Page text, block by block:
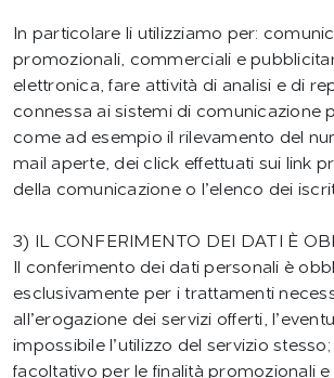
In particolare li utilizziamo per:
promozionali, commerciali e
elettronica, fare attività di analisi e di
connessa ai sistemi di comunicazione
come ad esempio il rilevamento del
mail aperte, dei click effettuati sui link
della comunicazione o l’elenco dei
3) IL CONFERIMENTO DEI DATI È
Il conferimento dei dati personali è
esclusivamente per i trattamenti
all’erogazione dei servizi offerti,
impossibile l’utilizzo del servizio
facoltativo per le finalità promozionali e